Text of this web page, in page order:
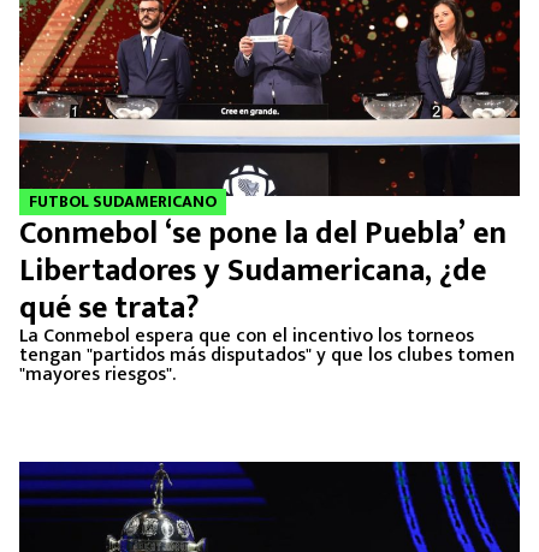
FUTBOL SUDAMERICANO
Conmebol ‘se pone la del Puebla’ en
Libertadores y Sudamericana, ¿de
qué se trata?
La Conmebol espera que con el incentivo los torneos
tengan "partidos más disputados" y que los clubes tomen
"mayores riesgos".